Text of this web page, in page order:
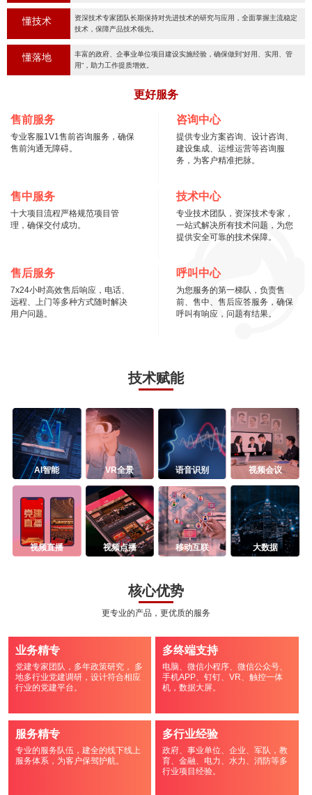
懂技术
资深技术专家团队长期保持对先进技术的研究与应用，全面掌握主流稳定
技术，保障产品技术领先。
懂落地
丰富的政府、企事业单位项目建设实施经验，确保做到“好用、实用、管
用“，助力工作提质增效。
更好服务
售前服务
专业客服1V1售前咨询服务，确保
售前沟通无障碍。
咨询中心
提供专业方案咨询、设计咨询、
建设集成、运维运营等咨询服
务，为客户精准把脉。
售中服务
十大项目流程严格规范项目管
理，确保交付成功。
技术中心
专业技术团队，资深技术专家，
一站式解决所有技术问题，为您
提供安全可靠的技术保障。
售后服务
7x24小时高效售后响应，电话、
远程、上门等多种方式随时解决
用户问题。
呼叫中心
为您服务的第一梯队，负责售
前、售中、售后应答服务，确保
呼叫有响应，问题有结果。
技术赋能
AI智能 VR全景 语音识别 视频会议
视频直播 视频点播 移动互联 大数据
核心优势
更专业的产品，更优质的服务
业务精专
党建专家团队，多年政策研究， 多
地多行业党建调研，设计符合相应
行业的党建平台。
多终端支持
电脑、微信小程序、微信公众号、
手机APP、钉钉、VR、触控一体
机，数据大屏。
服务精专
专业的服务队伍，建全的线下线上
服务体系，为客户保驾护航。
多行业经验
政府、事业单位、企业、军队，教
育、金融、电力、水力、消防等多
行业项目经验。